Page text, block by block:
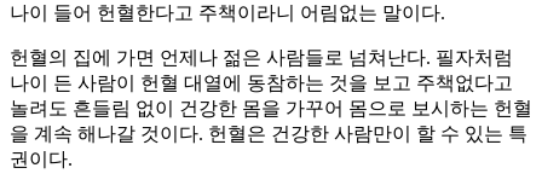
나이 들어 헌혈한다고 주책이라니 어림없는 말이다.
헌혈의 집에 가면 언제나 젊은 사람들로 넘쳐난다. 필자처럼
나이 든 사람이 헌혈 대열에 동참하는 것을 보고 주책없다고
놀려도 흔들림 없이 건강한 몸을 가꾸어 몸으로 보시하는 헌혈
을 계속 해나갈 것이다. 헌혈은 건강한 사람만이 할 수 있는 특
권이다.